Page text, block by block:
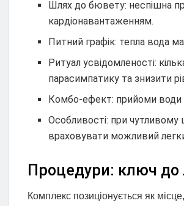
Шлях до бювету: неспішна
кардіонавантаженням.
Питний графік: тепла вода
Ритуал усвідомленості:
парасимпатику та знизити
Комбо-ефект: прийоми води
Особливості: при чутливому
враховувати можливий
Процедури: ключ до
Комплекс позиціонується як